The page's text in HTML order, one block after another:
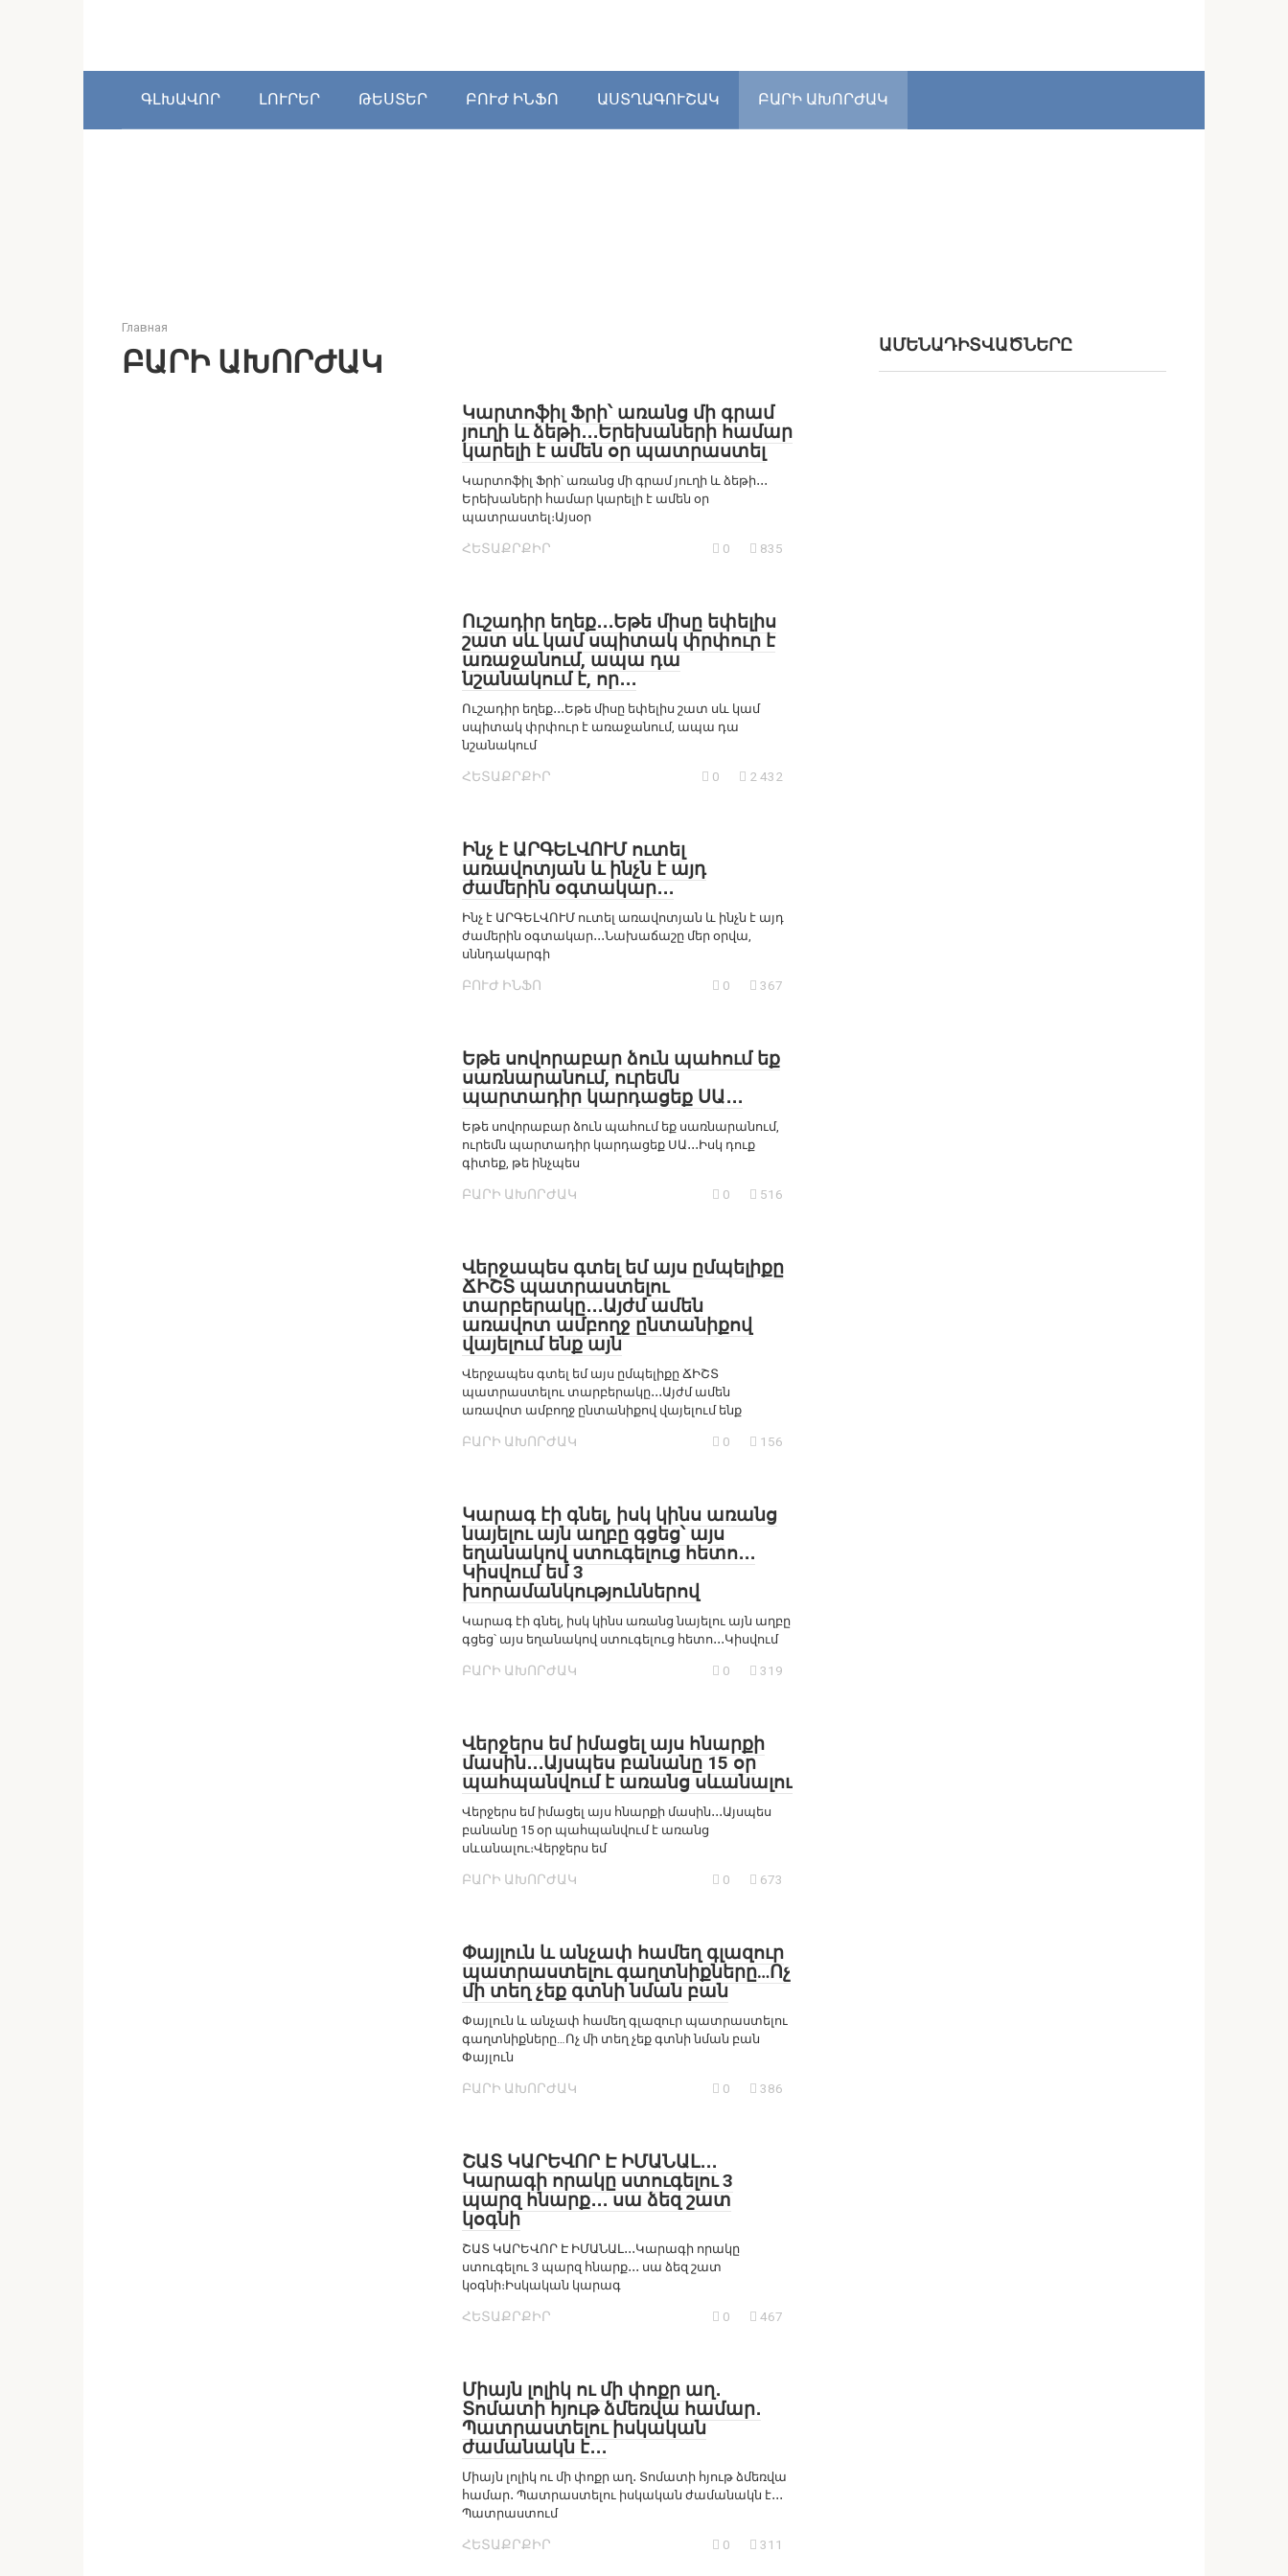
ԳԼԽԱՎՈՐ ԼՈՒՐԵՐ ԹԵՍՏԵՐ ԲՈՒԺ ԻՆՖՈ ԱՍՏՂԱԳՈՒՇԱԿ ԲԱՐԻ ԱԽՈՐԺԱԿ
Главная
ԲԱՐԻ ԱԽՈՐԺԱԿ
Կարտոֆիլ Ֆրի՝ առանց մի գրամ
յուղի և ձեթի․․․Երեխաների համար
կարելի է ամեն օր պատրաստել
Կարտոֆիլ Ֆրի՝ առանց մի գրամ յուղի և ձեթի․․․
Երեխաների համար կարելի է ամեն օր
պատրաստել։Այսօր
ՀԵՏԱՔՐՔԻՐ 0 835
Ուշադիր եղեք․․․Եթե միսը եփելիս
շատ սև կամ սպիտակ փրփուր է
առաջանում, ապա դա
նշանակում է, որ․․․
Ուշադիր եղեք․․․Եթե միսը եփելիս շատ սև կամ
սպիտակ փրփուր է առաջանում, ապա դա
նշանակում
ՀԵՏԱՔՐՔԻՐ 0 2 432
Ինչ է ԱՐԳԵԼՎՈՒՄ ուտել
առավոտյան և ինչն է այդ
ժամերին օգտակար․․․
Ինչ է ԱՐԳԵԼՎՈՒՄ ուտել առավոտյան և ինչն է այդ
ժամերին օգտակար․․․Նախաճաշը մեր օրվա,
սննդակարգի
ԲՈՒԺ ԻՆՖՈ 0 367
Եթե սովորաբար ձուն պահում եք
սառնարանում, ուրեմն
պարտադիր կարդացեք ՍԱ․․․
Եթե սովորաբար ձուն պահում եք սառնարանում,
ուրեմն պարտադիր կարդացեք ՍԱ․․․Իսկ դուք
գիտեք, թե ինչպես
ԲԱՐԻ ԱԽՈՐԺԱԿ 0 516
Վերջապես գտել եմ այս ըմպելիքը
ՃԻՇՏ պատրաստելու
տարբերակը․․․Այժմ ամեն
առավոտ ամբողջ ընտանիքով
վայելում ենք այն
Վերջապես գտել եմ այս ըմպելիքը ՃԻՇՏ
պատրաստելու տարբերակը․․․Այժմ ամեն
առավոտ ամբողջ ընտանիքով վայելում ենք
ԲԱՐԻ ԱԽՈՐԺԱԿ 0 156
Կարագ էի գնել, իսկ կինս առանց
նայելու այն աղբը գցեց՝ այս
եղանակով ստուգելուց հետո․․․
Կիսվում եմ 3
խորամանկություններով
Կարագ էի գնել, իսկ կինս առանց նայելու այն աղբը
գցեց՝ այս եղանակով ստուգելուց հետո․․․Կիսվում
ԲԱՐԻ ԱԽՈՐԺԱԿ 0 319
Վերջերս եմ իմացել այս հնարքի
մասին․․․Այսպես բանանը 15 օր
պահպանվում է առանց սևանալու
Վերջերս եմ իմացել այս հնարքի մասին․․․Այսպես
բանանը 15 օր պահպանվում է առանց
սևանալու։Վերջերս եմ
ԲԱՐԻ ԱԽՈՐԺԱԿ 0 673
Փայլուն և անչափ համեղ գլազուր
պատրաստելու գաղտնիքները…Ոչ
մի տեղ չեք գտնի նման բան
Փայլուն և անչափ համեղ գլազուր պատրաստելու
գաղտնիքները…Ոչ մի տեղ չեք գտնի նման բան
Փայլուն
ԲԱՐԻ ԱԽՈՐԺԱԿ 0 386
ՇԱՏ ԿԱՐԵՎՈՐ Է ԻՄԱՆԱԼ․․․
Կարագի որակը ստուգելու 3
պարզ հնարք․․․ սա ձեզ շատ
կօգնի
ՇԱՏ ԿԱՐԵՎՈՐ Է ԻՄԱՆԱԼ․․․Կարագի որակը
ստուգելու 3 պարզ հնարք․․․ սա ձեզ շատ
կօգնի։Իսկական կարագ
ՀԵՏԱՔՐՔԻՐ 0 467
Միայն լոլիկ ու մի փոքր աղ․
Տոմատի հյութ ձմեռվա համար․
Պատրաստելու իսկական
ժամանակն է․․․
Միայն լոլիկ ու մի փոքր աղ․ Տոմատի հյութ ձմեռվա
համար․ Պատրաստելու իսկական ժամանակն է․․․
Պատրաստում
ՀԵՏԱՔՐՔԻՐ 0 311
ԱՄԵՆԱԴԻՏՎԱԾՆԵՐԸ